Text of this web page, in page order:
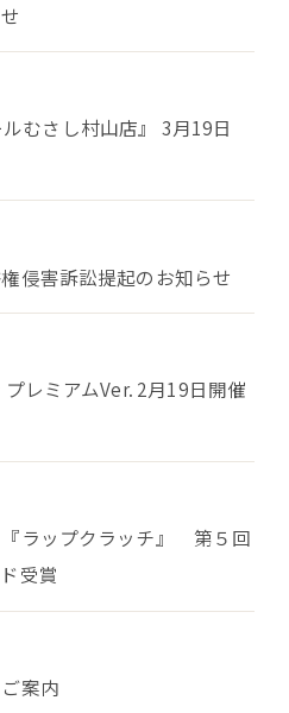
むさし村山店』 3月19日
侵害訴訟提起のお知らせ
レミアムVer. 2月19日開催
『ラップクラッチ』 第５回
受賞
案内